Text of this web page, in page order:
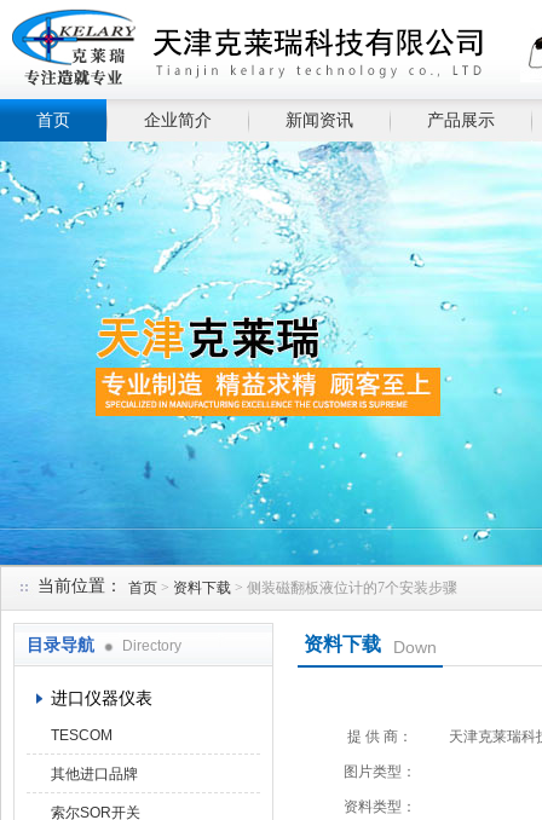
首页 企业简介 新闻资讯 产品展示
当前位置： 首页 > 资料下载 > 侧装磁翻板液位计的7个安装步骤
目录导航 Directory
进口仪器仪表
TESCOM
其他进口品牌
索尔SOR开关
资料下载 Down
提 供 商： 天津克莱瑞科
图片类型：
资料类型：